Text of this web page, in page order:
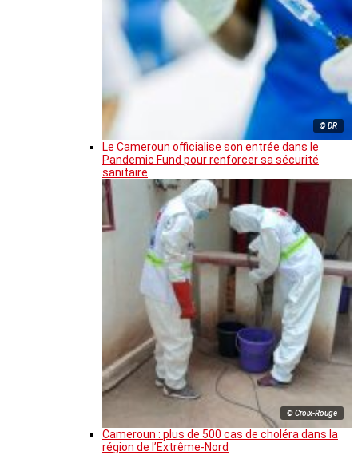
© DR
Le Cameroun officialise son entrée dans le
Pandemic Fund pour renforcer sa sécurité
sanitaire
© Croix-Rouge
Cameroun : plus de 500 cas de choléra dans la
région de l’Extrême-Nord